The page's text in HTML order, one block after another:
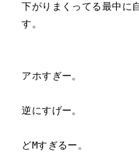
下がりまくってる最中に
す。
アホすぎー。
逆にすげー。
どMすぎるー。